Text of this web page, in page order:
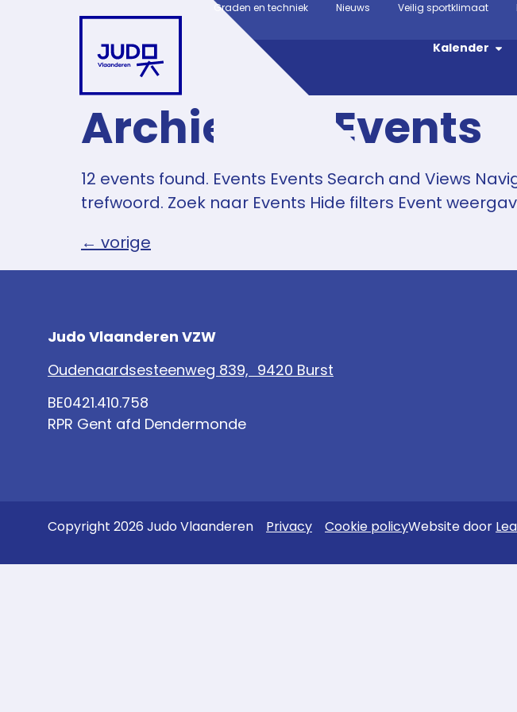
Graden en techniek Nieuws Veilig sportklimaat
Kalender
Archieven: Events
12 events found. Events Events Search and Views
trefwoord. Zoek naar Events Hide filters Event
← vorige
Judo Vlaanderen VZW
Oudenaardsesteenweg 839, 9420 Burst
BE0421.410.758
RPR Gent afd Dendermonde
Copyright 2026 Judo Vlaanderen Privacy Cookie policyWebsite door